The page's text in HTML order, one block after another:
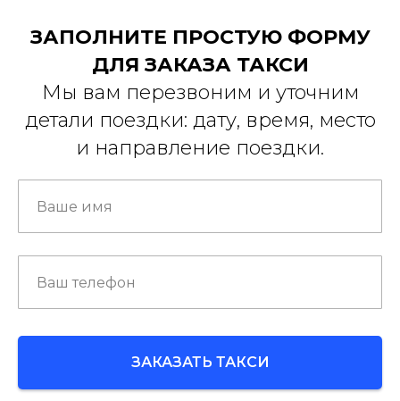
ЗАПОЛНИТЕ ПРОСТУЮ ФОРМУ
ДЛЯ ЗАКАЗА ТАКСИ
Мы вам перезвоним и уточним
детали поездки: дату, время, место
и направление поездки.
ЗАКАЗАТЬ ТАКСИ